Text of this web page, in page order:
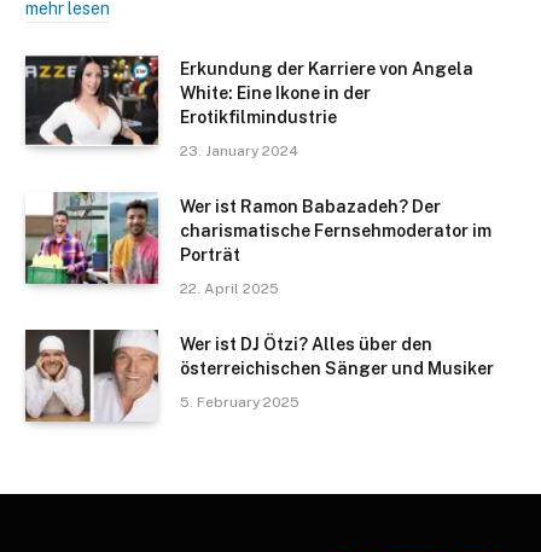
mehr lesen
Erkundung der Karriere von Angela
White: Eine Ikone in der
Erotikfilmindustrie
23. January 2024
Wer ist Ramon Babazadeh? Der
charismatische Fernsehmoderator im
Porträt
22. April 2025
Wer ist DJ Ötzi? Alles über den
österreichischen Sänger und Musiker
5. February 2025